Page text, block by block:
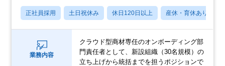
正社員採用 土日祝休み 休日120日以上 産休・育休あり
業務内容
クラウド型商材専任のオンボーディング部
門責任者として、新設組織（30名規模）の
立ち上げから統括までを担うポジションで